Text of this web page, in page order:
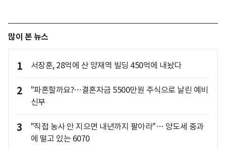
많이 본 뉴스
1 서장훈, 28억에 산 양재역 빌딩 450억에 내놨다
2
"파혼할까요?…결혼자금 5500만원 주식으로 날린 예비
신부
3
"직접 농사 안 지으면 내년까지 팔아라"… 양도세 중과
에 떨고 있는 6070